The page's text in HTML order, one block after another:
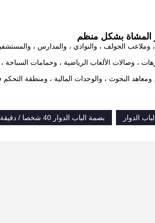
وملاعب الجولف ، والنوادي ، والمدارس ،
، وصالات الألعاب الرياضية ، وحمامات السباحة
ومعاهد البحوث ، والوحدات المالية ، ومنطقة
الدوار بصمة الباب الدوار 40 شخصا / دقيقة